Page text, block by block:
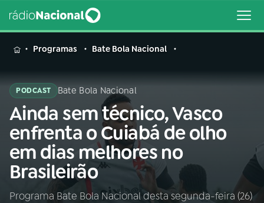
MENU
Buscar
na
Rádio
Nacional
Buscar
AO VIVO
Programas Bate Bola Nacional
PODCAST Bate Bola Nacional
Ainda sem técnico, Vasco
enfrenta o Cuiabá de olho
em dias melhores no
Brasileirão
Programa Bate Bola Nacional desta segunda-feira (26)